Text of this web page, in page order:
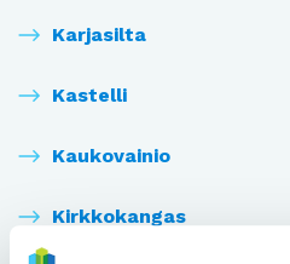
Karjasilta
Kastelli
Kaukovainio
Kirkkokangas